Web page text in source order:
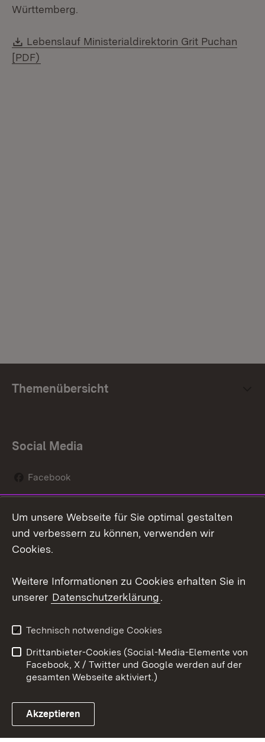
Württemberg.
Download:
Lebenslauf Ministerialdirektorin Grit Puchan
[PDF)
Themenübersicht
Social Media
Facebook
Social Wall
Youtube
Link zum Landesportal
Kontakt
Datenschutz
Barrierefreiheit
Impressum Cookies
Um unsere Webseite für Sie optimal gestalten
und verbessern zu können, verwenden wir
Cookies.
Weitere Informationen zu Cookies erhalten Sie in
unserer Datenschutzerklärung.
Technisch notwendige Cookies
Drittanbieter-Cookies (Social-Media-Elemente von
Facebook, X / Twitter und Google werden auf der
gesamten Webseite aktiviert.)
Akzeptieren